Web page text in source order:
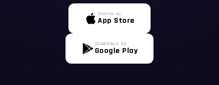
Scarica su
App Store
SCARICALO SU
Google Play